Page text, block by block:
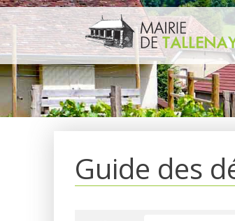
Aller
au
contenu
Guide des